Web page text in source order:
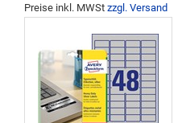
Preise inkl. MWSt zzgl. Versand